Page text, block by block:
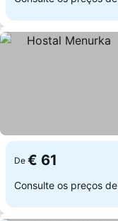
De € 61
Consulte os preços de